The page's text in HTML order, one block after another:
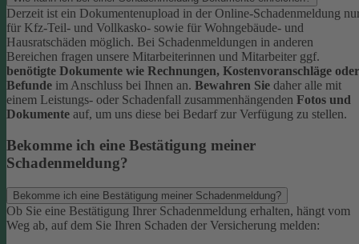
Derzeit ist ein Dokumentenupload in der Online-Schadenmeldung
für Kfz-Teil- und Vollkasko- sowie für Wohngebäude- und
Hausratschäden möglich. Bei Schadenmeldungen in anderen
Bereichen fragen unsere Mitarbeiterinnen und Mitarbeiter ggf.
benötigte Dokumente wie Rechnungen, Kostenvoranschläge oder
Befunde im Anschluss bei Ihnen an. Bewahren Sie daher alle mit
einem Leistungs- oder Schadenfall zusammenhängenden Fotos und
Dokumente auf, um uns diese bei Bedarf zur Verfügung zu stellen.
Bekomme ich eine Bestätigung meiner
Schadenmeldung?
Bekomme ich eine Bestätigung meiner Schadenmeldung?
Ob Sie eine Bestätigung Ihrer Schadenmeldung erhalten, hängt vom
Weg ab, auf dem Sie Ihren Schaden der Versicherung melden: